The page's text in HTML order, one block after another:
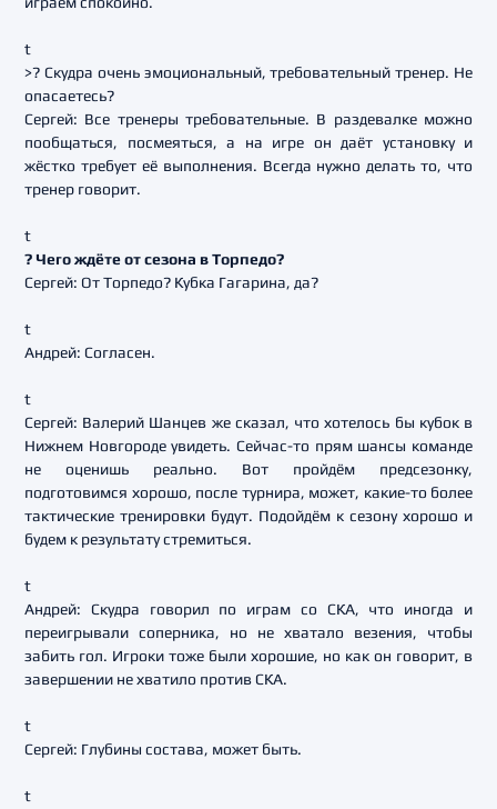
t
>? Скудра очень эмоциональный, требовательный тренер. Не
опасаетесь?
Сергей: Все тренеры требовательные. В раздевалке можно
пообщаться, посмеяться, а на игре он даёт установку и
жёстко требует её выполнения. Всегда нужно делать то, что
тренер говорит.
t
? Чего ждёте от сезона в Торпедо?
Сергей: От Торпедо? Кубка Гагарина, да?
t
Андрей: Согласен.
t
Сергей: Валерий Шанцев же сказал, что хотелось бы кубок в
Нижнем Новгороде увидеть. Сейчас-то прям шансы команде
не оценишь реально. Вот пройдём предсезонку,
подготовимся хорошо, после турнира, может, какие-то более
тактические тренировки будут. Подойдём к сезону хорошо и
будем к результату стремиться.
t
Андрей: Скудра говорил по играм со СКА, что иногда и
переигрывали соперника, но не хватало везения, чтобы
забить гол. Игроки тоже были хорошие, но как он говорит, в
завершении не хватило против СКА.
t
Сергей: Глубины состава, может быть.
t